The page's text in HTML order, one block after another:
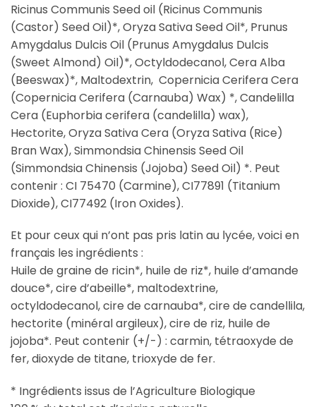
Ricinus Communis Seed oil (Ricinus Communis
(Castor) Seed Oil)*, Oryza Sativa Seed Oil*, Prunus
Amygdalus Dulcis Oil (Prunus Amygdalus Dulcis
(Sweet Almond) Oil)*, Octyldodecanol, Cera Alba
(Beeswax)*, Maltodextrin, Copernicia Cerifera Cera
(Copernicia Cerifera (Carnauba) Wax) *, Candelilla
Cera (Euphorbia cerifera (candelilla) wax),
Hectorite, Oryza Sativa Cera (Oryza Sativa (Rice)
Bran Wax), Simmondsia Chinensis Seed Oil
(Simmondsia Chinensis (Jojoba) Seed Oil) *. Peut
contenir : CI 75470 (Carmine), CI77891 (Titanium
Dioxide), CI77492 (Iron Oxides).
Et pour ceux qui n’ont pas pris latin au lycée, voici en
français les ingrédients :
Huile de graine de ricin*, huile de riz*, huile d’amande
douce*, cire d’abeille*, maltodextrine,
octyldodecanol, cire de carnauba*, cire de candellila,
hectorite (minéral argileux), cire de riz, huile de
jojoba*. Peut contenir (+/-) : carmin, tétraoxyde de
fer, dioxyde de titane, trioxyde de fer.
* Ingrédients issus de l’Agriculture Biologique